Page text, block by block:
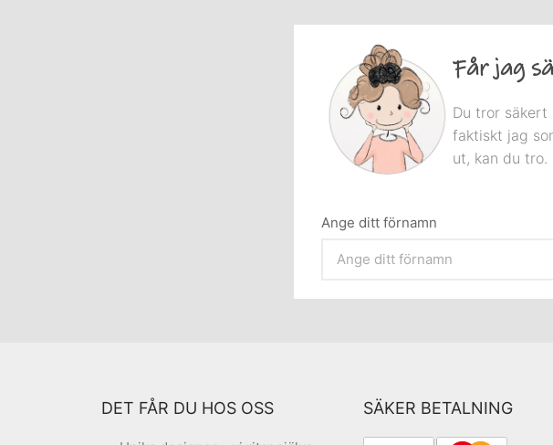
Får jag
Du tror
faktiskt jag
ut, kan du tro.
Ange ditt förnamn
DET FÅR DU HOS OSS SÄKER BETALNING